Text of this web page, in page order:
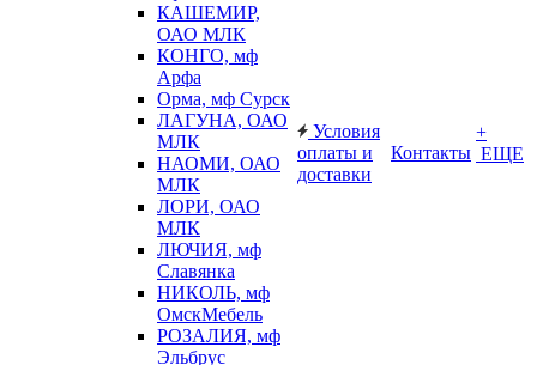
КАШЕМИР,
ОАО МЛК
КОНГО, мф
Арфа
Орма, мф Сурск
ЛАГУНА, ОАО
МЛК
НАОМИ, ОАО
МЛК
ЛОРИ, ОАО
МЛК
ЛЮЧИЯ, мф
Славянка
НИКОЛЬ, мф
ОмскМебель
РОЗАЛИЯ, мф
Эльбрус
Условия
оплаты и
доставки
Контакты
+
ЕЩЕ